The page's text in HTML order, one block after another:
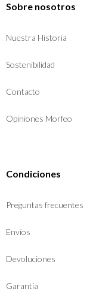
Sobre nosotros
Nuestra Historia
Sostenibilidad
Contacto
Opiniones Morfeo
Condiciones
Preguntas frecuentes
Envíos
Devoluciones
Garantía